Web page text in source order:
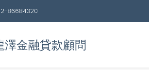
86684320